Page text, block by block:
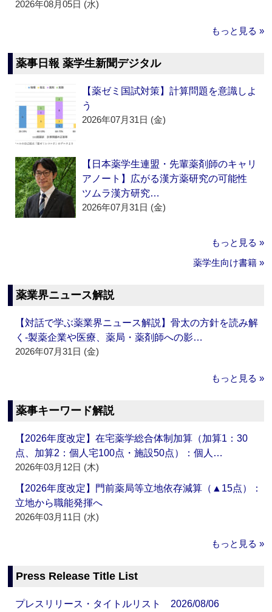
2026年08月05日 (水)
もっと見る »
薬事日報 薬学生新聞デジタル
【薬ゼミ国試対策】計算問題を意識しよ
う
2026年07月31日 (金)
【日本薬学生連盟・先輩薬剤師のキャリ
アノート】広がる漢方薬研究の可能性
ツムラ漢方研究…
2026年07月31日 (金)
もっと見る »
薬学生向け書籍 »
薬業界ニュース解説
【対話で学ぶ薬業界ニュース解説】骨太の方針を読み解
く‐製薬企業や医療、薬局・薬剤師への影…
2026年07月31日 (金)
もっと見る »
薬事キーワード解説
【2026年度改定】在宅薬学総合体制加算（加算1：30
点、加算2：個人宅100点・施設50点）：個人…
2026年03月12日 (木)
【2026年度改定】門前薬局等立地依存減算（▲15点）：
立地から職能発揮へ
2026年03月11日 (水)
もっと見る »
Press Release Title List
プレスリリース・タイトルリスト 2026/08/06